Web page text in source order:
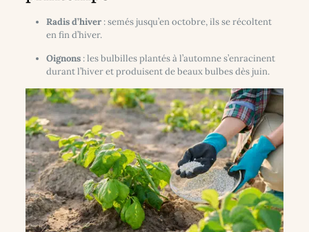
Radis d’hiver: semés jusqu’en octobre, ils se récoltent
en fin d’hiver.
Oignons: les bulbilles plantés à l’automne s’enracinent
durant l’hiver et produisent de beaux bulbes dès juin.